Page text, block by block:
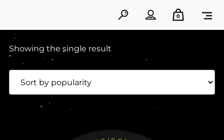
0
Showing the single result